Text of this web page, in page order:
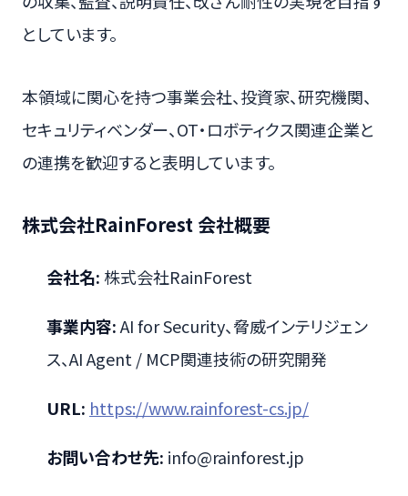
としています。
本領域に関心を持つ事業会社、投資家、研究機関、
セキュリティベンダー、OT・ロボティクス関連企業と
の連携を歓迎すると表明しています。
株式会社RainForest 会社概要
会社名: 株式会社RainForest
事業内容:AI for Security、脅威インテリジェン
ス、AI Agent / MCP関連技術の研究開発
URL: https://www.rainforest-cs.jp/
お問い合わせ先: info@rainforest.jp